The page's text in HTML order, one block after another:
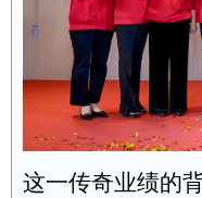
这一传奇业绩的